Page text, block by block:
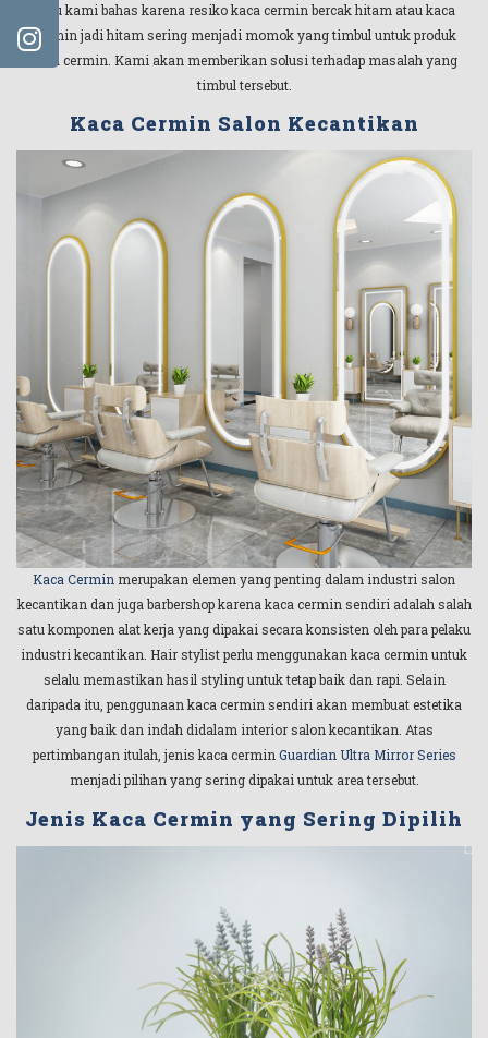
perlu kami bahas karena resiko kaca cermin bercak hitam atau kaca
cermin jadi hitam sering menjadi momok yang timbul untuk produk
kaca cermin. Kami akan memberikan solusi terhadap masalah yang
timbul tersebut.
Kaca Cermin Salon Kecantikan
Kaca Cermin merupakan elemen yang penting dalam industri salon
kecantikan dan juga barbershop karena kaca cermin sendiri adalah salah
satu komponen alat kerja yang dipakai secara konsisten oleh para pelaku
industri kecantikan. Hair stylist perlu menggunakan kaca cermin untuk
selalu memastikan hasil styling untuk tetap baik dan rapi. Selain
daripada itu, penggunaan kaca cermin sendiri akan membuat estetika
yang baik dan indah didalam interior salon kecantikan. Atas
pertimbangan itulah, jenis kaca cerminGuardian Ultra Mirror Series
menjadi pilihan yang sering dipakai untuk area tersebut.
Jenis Kaca Cermin yang Sering Dipilih